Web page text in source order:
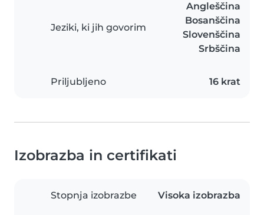
Jeziki, ki jih govorim
Angleščina
Bosanščina
Slovenščina
Srbščina
Priljubljeno 16 krat
Izobrazba in certifikati
Stopnja izobrazbe Visoka izobrazba